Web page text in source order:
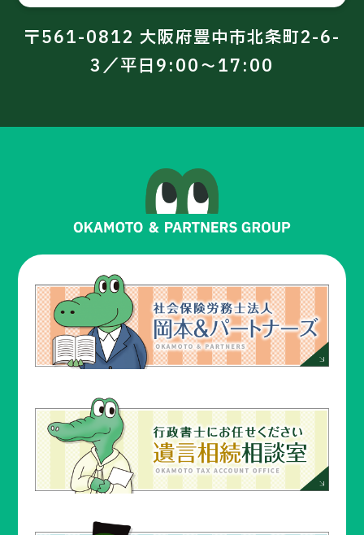
〒561-0812 大阪府豊中市北条町2-6-
3／平日9:00～17:00